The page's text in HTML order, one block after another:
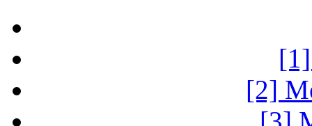
[2]